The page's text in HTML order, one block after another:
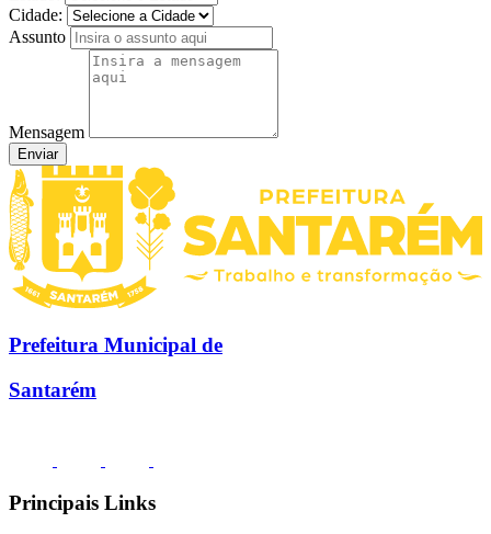
Cidade:
Assunto
Mensagem
Enviar
Prefeitura Municipal de
Santarém
Principais Links